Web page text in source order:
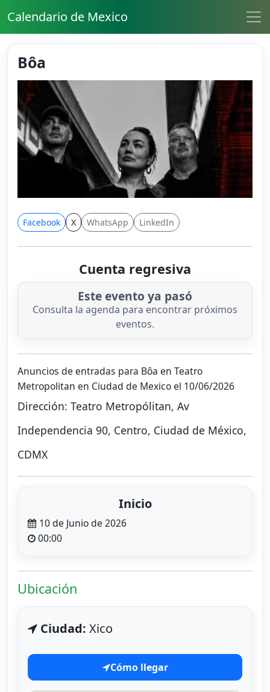
Calendario de Mexico
Bôa
Facebook X WhatsApp LinkedIn
Cuenta regresiva
Este evento ya pasó
Consulta la agenda para encontrar próximos
eventos.
Anuncios de entradas para Bôa en Teatro
Metropolitan en Ciudad de Mexico el 10/06/2026
Dirección: Teatro Metropólitan, Av
Independencia 90, Centro, Ciudad de México,
CDMX
Inicio
10 de Junio de 2026
00:00
Ubicación
Ciudad: Xico
Cómo llegar